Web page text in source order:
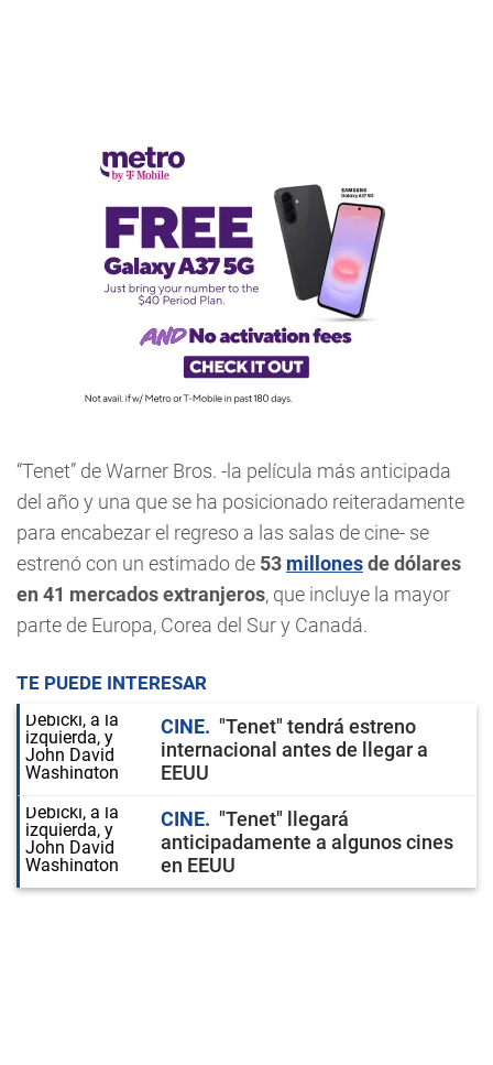
“Tenet” de Warner Bros. -la película más anticipada
del año y una que se ha posicionado reiteradamente
para encabezar el regreso a las salas de cine- se
estrenó con un estimado de 53 millonesde dólares
en 41 mercados extranjeros, que incluye la mayor
parte de Europa, Corea del Sur y Canadá.
TE PUEDE INTERESAR
CINE
"Tenet" tendrá estreno
internacional antes de llegar a
EEUU
CINE
"Tenet" llegará
anticipadamente a algunos cines
en EEUU